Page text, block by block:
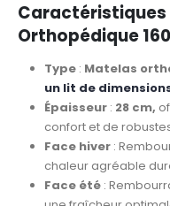
Orthopédique
Type: Matelas
un lit de
Épaisseur: 28 cm,
confort et de
Face hiver:
chaleur agréable
Face été: